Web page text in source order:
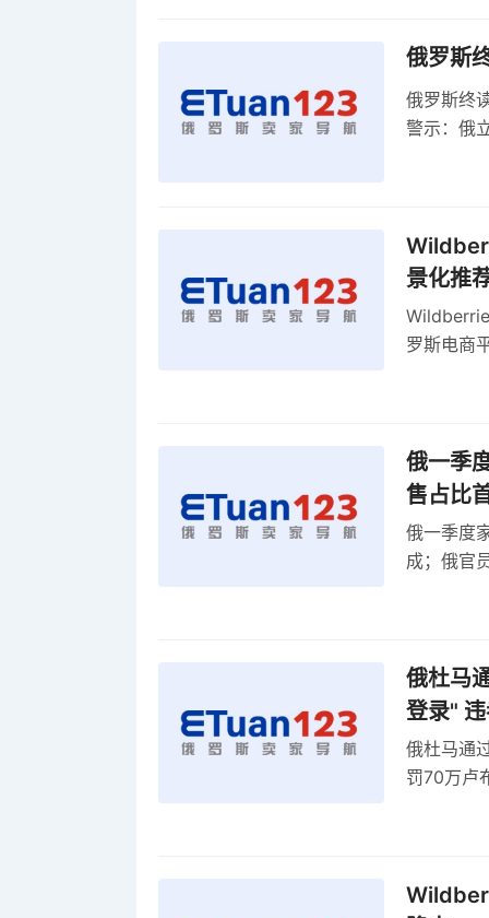
俄罗斯
俄罗斯终
警示：俄
景化推
罗斯电商
俄一季
售占比
俄一季度
成；俄官
俄杜马
登录"
俄杜马通
罚70万卢